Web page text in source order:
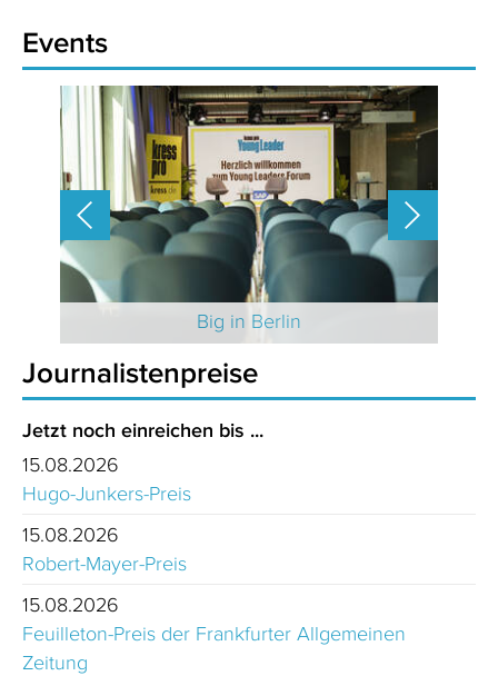
Events
Big in Berlin
Journalistenpreise
Jetzt noch einreichen bis ...
15.08.2026
Hugo-Junkers-Preis
15.08.2026
Robert-Mayer-Preis
15.08.2026
Feuilleton-Preis der Frankfurter Allgemeinen
Zeitung